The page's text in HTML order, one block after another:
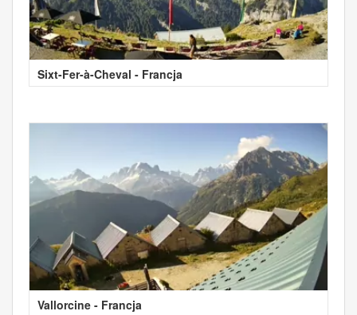
Sixt-Fer-à-Cheval - Francja
Vallorcine - Francja